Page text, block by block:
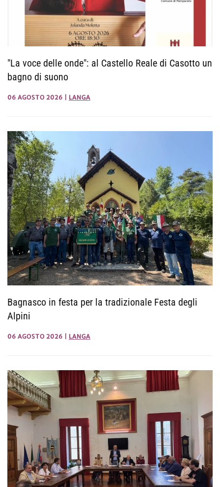
"La voce delle onde": al Castello Reale di Casotto un
bagno di suono
06 AGOSTO 2026 LANGA
Bagnasco in festa per la tradizionale Festa degli
Alpini
06 AGOSTO 2026 LANGA